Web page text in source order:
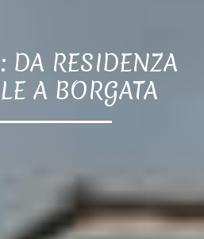
DA RESIDENZA
A BORGATA